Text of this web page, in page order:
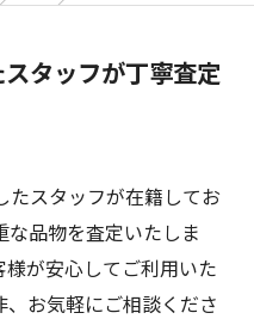
タッフが丁寧査定
たスタッフが在籍してお
な品物を査定いたしま
が安心してご利用いた
お気軽にご相談くださ